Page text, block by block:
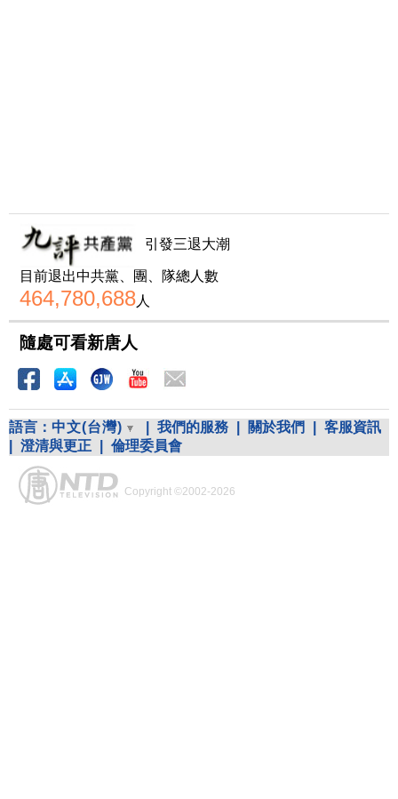
引發三退大潮
目前退出中共黨、團、隊總人數
464,780,688人
隨處可看新唐人
語言： 中文(台灣) 我們的服務 關於我們
客服資訊
澄清與更正 倫理委員會
Copyright ©2002-2026